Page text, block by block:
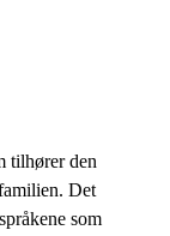
tilhører den
Det
som